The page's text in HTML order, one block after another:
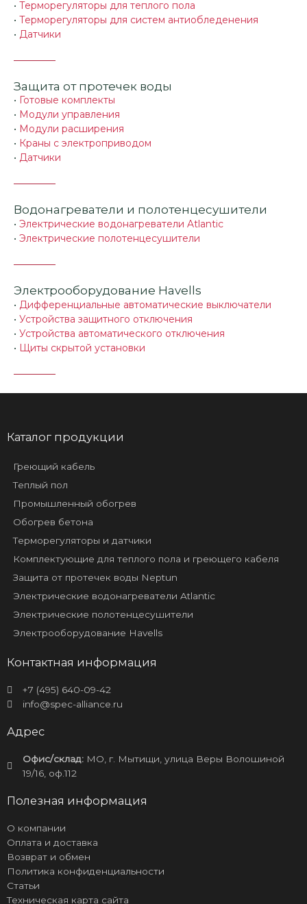
• Терморегуляторы для теплого пола
• Терморегуляторы для систем антиобледенения
• Датчики
Защита от протечек воды
• Готовые комплекты
• Модули управления
• Модули расширения
• Краны с электроприводом
• Датчики
Водонагреватели и полотенцесушители
• Электрические водонагреватели Atlantic
• Электрические полотенцесушители
Электрооборудование Havells
• Дифференциальные автоматические выключатели
• Устройства защитного отключения
• Устройства автоматического отключения
• Щиты скрытой установки
Каталог продукции
Греющий кабель
Теплый пол
Промышленный обогрев
Обогрев бетона
Терморегуляторы и датчики
Комплектующие для теплого пола и греющего кабеля
Защита от протечек воды Neptun
Электрические водонагреватели Atlantic
Электрические полотенцесушители
Электрооборудование Havells
Контактная информация
+7 (495) 640-09-42
info@spec-alliance.ru
Адрес
Офис/склад:МО, г. Мытищи, улица Веры Волошиной
19/16, оф.112
Полезная информация
О компании
Оплата и доставка
Возврат и обмен
Политика конфиденциальности
Статьи
Техническая карта сайта